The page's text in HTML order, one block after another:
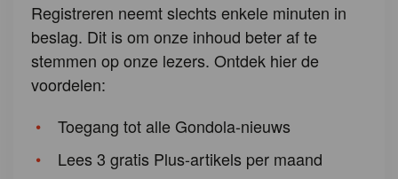
Registreren neemt slechts enkele minuten in
beslag. Dit is om onze inhoud beter af te
stemmen op onze lezers. Ontdek hier de
voordelen:
Toegang tot alle Gondola-nieuws
Lees 3 gratis Plus-artikels per maand